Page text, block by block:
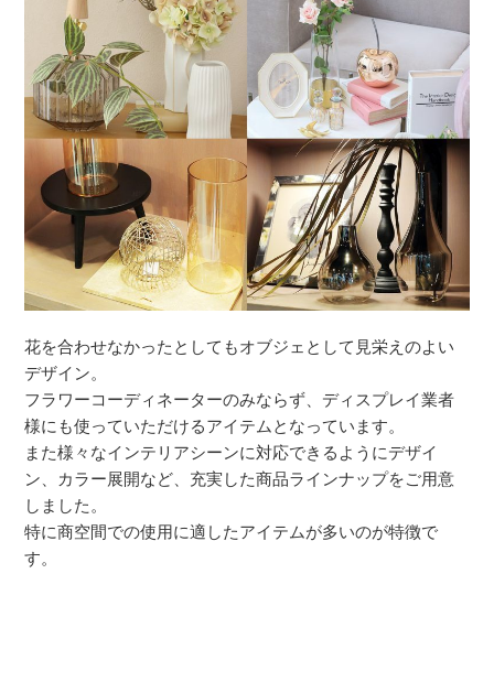
花を合わせなかったとしてもオブジェとして見栄えのよい
デザイン。
フラワーコーディネーターのみならず、ディスプレイ業者
様にも使っていただけるアイテムとなっています。
また様々なインテリアシーンに対応できるようにデザイ
ン、カラー展開など、充実した商品ラインナップをご用意
しました。
特に商空間での使用に適したアイテムが多いのが特徴で
す。